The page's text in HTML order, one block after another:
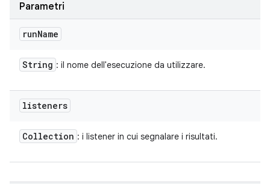
Parametri
runName
String : il nome dell'esecuzione da utilizzare.
listeners
Collection : i listener in cui segnalare i risultati.